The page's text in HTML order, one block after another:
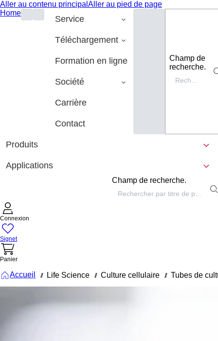
Aller au contenu principal Aller au pied de page
Home
Service
Téléchargement
Formation en ligne
Société
Carrière
Contact
Champ de
recherche.
Produits
Applications
Champ de recherche.
Connexion
Signet
Panier
Accueil /// Life Science /// Culture cellulaire /// Tubes de